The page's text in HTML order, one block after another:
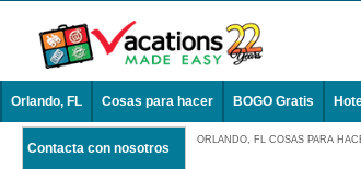
Orlando, FL Cosas para hacer BOGO Gratis
Contacta con nosotros
ORLANDO, FL COSAS PARA